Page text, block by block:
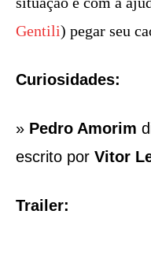
Gentili) pegar seu
Curiosidades:
» Pedro Amorim
escrito por Vitor
Trailer: